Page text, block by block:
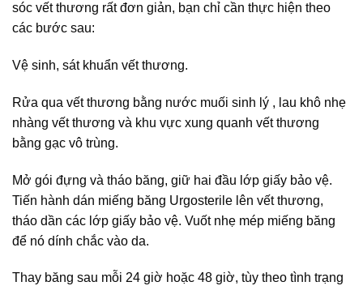
sóc vết thương rất đơn giản, bạn chỉ cần thực hiện theo
các bước sau:
Vệ sinh, sát khuẩn vết thương.
Rửa qua vết thương bằng nước muối sinh lý , lau khô nhẹ
nhàng vết thương và khu vực xung quanh vết thương
bằng gạc vô trùng.
Mở gói đựng và tháo băng, giữ hai đầu lớp giấy bảo vệ.
Tiến hành dán miếng băng Urgosterile lên vết thương,
tháo dần các lớp giấy bảo vệ. Vuốt nhẹ mép miếng băng
để nó dính chắc vào da.
Thay băng sau mỗi 24 giờ hoặc 48 giờ, tùy theo tình trạng